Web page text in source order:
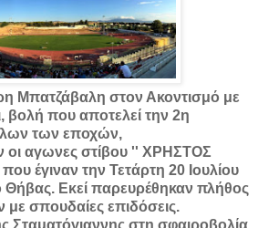
Μπατζάβαλη στον Ακοντισμό με
βολή που αποτελεί την 2η
των εποχών,
οι αγωνες στίβου '' ΧΡΗΣΤΟΣ
έγιναν την Τετάρτη 20 Ιουλίου
Θήβας. Εκεί παρευρέθηκαν πλήθος
σπουδαίες επιδόσεις.
Σταματόγιαννης στη σφαιροβολία